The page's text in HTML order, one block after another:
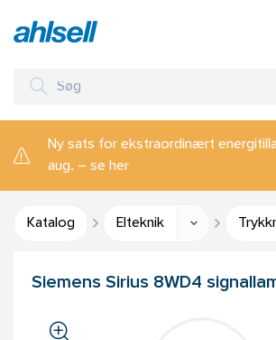
Ny sats for ekstraordinært
aug. – se her
Katalog Elteknik
Siemens Sirius 8WD4